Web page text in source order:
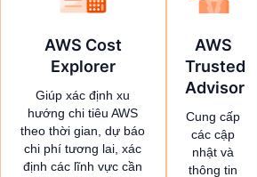
Giúp xác định xu
hướng chi tiêu AWS
theo thời gian, dự báo
chi phí tương lai, xác
định các lĩnh vực cần
AWS Cost
Explorer
Cung cấp
các cập
nhật và
thông tin
AWS
Trusted
Advisor